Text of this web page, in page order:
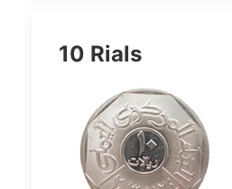
10 Rials